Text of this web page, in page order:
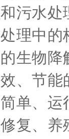
污水
理中
生物
、节
单、
复、